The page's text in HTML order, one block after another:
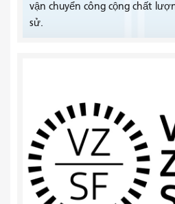
vận chuyển công cộng chất
sử.